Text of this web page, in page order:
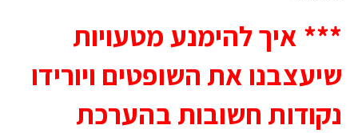
*** איך להימנע מטעויות
שיעצבנו את השופטים ויורידו
נקודות חשובות בהערכת